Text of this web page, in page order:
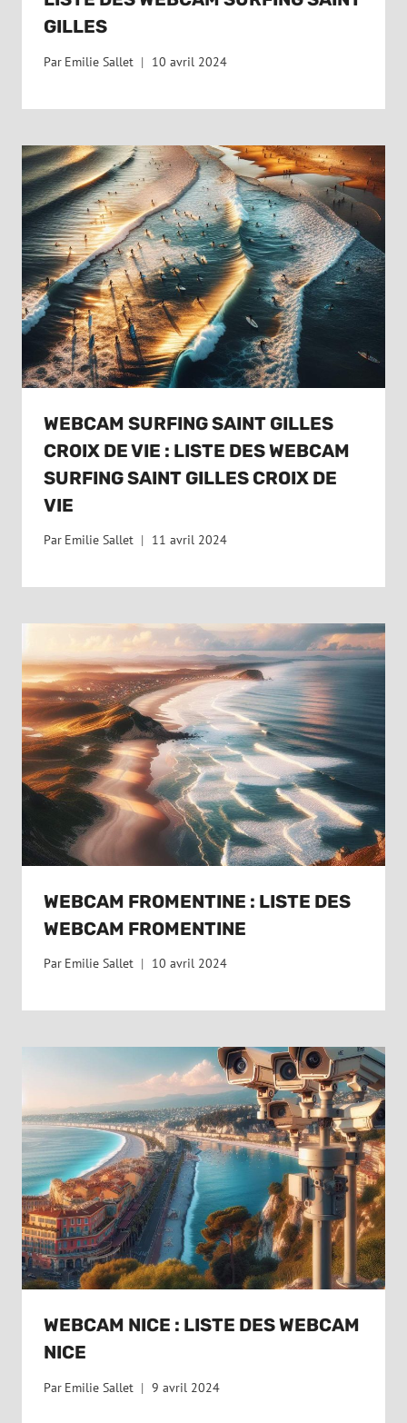
GILLES
Par Emilie Sallet 10 avril 2024
WEBCAM SURFING SAINT GILLES
CROIX DE VIE : LISTE DES WEBCAM
SURFING SAINT GILLES CROIX DE
VIE
Par Emilie Sallet 11 avril 2024
WEBCAM FROMENTINE : LISTE DES
WEBCAM FROMENTINE
Par Emilie Sallet 10 avril 2024
WEBCAM NICE : LISTE DES WEBCAM
NICE
Par Emilie Sallet 9 avril 2024